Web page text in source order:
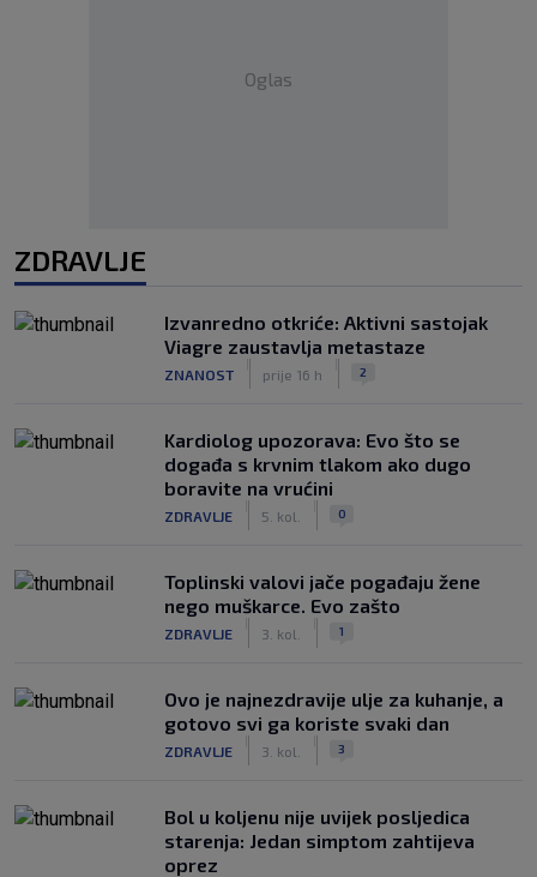
Oglas
ZDRAVLJE
Izvanredno otkriće: Aktivni sastojak
Viagre zaustavlja metastaze
ZNANOST prije 16 h 2
Kardiolog upozorava: Evo što se
događa s krvnim tlakom ako dugo
boravite na vrućini
ZDRAVLJE 5. kol. 0
Toplinski valovi jače pogađaju žene
nego muškarce. Evo zašto
ZDRAVLJE 3. kol. 1
Ovo je najnezdravije ulje za kuhanje, a
gotovo svi ga koriste svaki dan
ZDRAVLJE 3. kol. 3
Bol u koljenu nije uvijek posljedica
starenja: Jedan simptom zahtijeva
oprez